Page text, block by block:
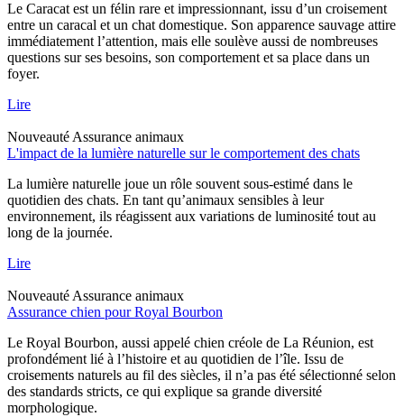
Le Caracat est un félin rare et impressionnant, issu d’un croisement
entre un caracal et un chat domestique. Son apparence sauvage attire
immédiatement l’attention, mais elle soulève aussi de nombreuses
questions sur ses besoins, son comportement et sa place dans un
foyer.
Lire
Nouveauté Assurance animaux
L'impact de la lumière naturelle sur le comportement des chats
La lumière naturelle joue un rôle souvent sous-estimé dans le
quotidien des chats. En tant qu’animaux sensibles à leur
environnement, ils réagissent aux variations de luminosité tout au
long de la journée.
Lire
Nouveauté Assurance animaux
Assurance chien pour Royal Bourbon
Le Royal Bourbon, aussi appelé chien créole de La Réunion, est
profondément lié à l’histoire et au quotidien de l’île. Issu de
croisements naturels au fil des siècles, il n’a pas été sélectionné selon
des standards stricts, ce qui explique sa grande diversité
morphologique.